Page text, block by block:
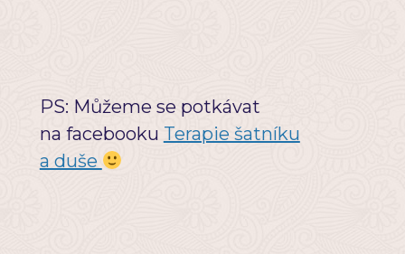
PS: Můžeme se potkávat
na facebooku Terapie šatníku
a duše